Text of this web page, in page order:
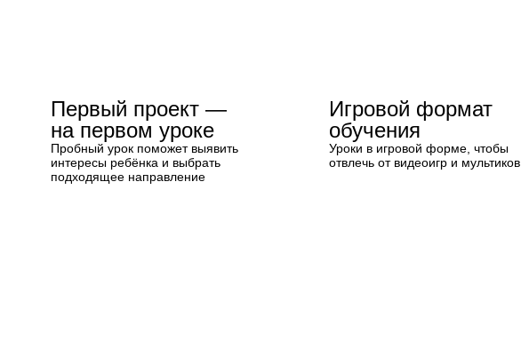
Первый проект —
на первом уроке
Пробный урок поможет выявить
интересы ребёнка и выбрать
подходящее направление
Игровой формат
обучения
Уроки в игровой форме, чтобы
отвлечь от видеоигр и мультиков